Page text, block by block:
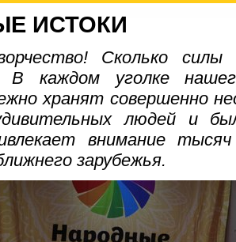
ИСТОКИ
Сколько
В каждом уголке
хранят совершенно
людей и
внимание
зарубежья.